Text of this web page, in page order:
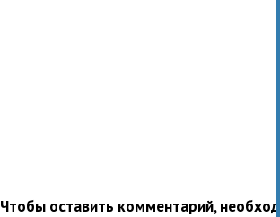
Чтобы оставить комментарий,